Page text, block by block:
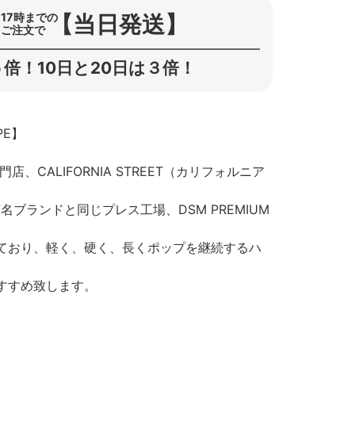
17時までの
ご注文で 【当日発送】
！10日と20日は３倍！
】
店、CALIFORNIA STREET（カリフォルニア
ブランドと同じプレス工場、DSM PREMIUM
り、軽く、硬く、長くポップを継続するハ
め致します。